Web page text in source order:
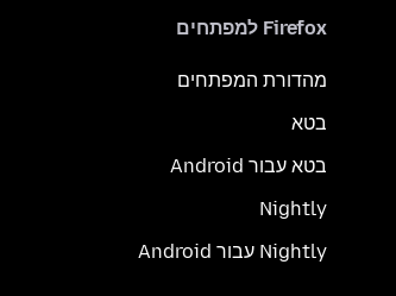
Firefox למפתחים
מהדורת המפתחים
בטא
בטא עבור Android
Nightly
Nightly עבור Android